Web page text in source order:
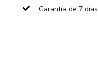
Garantía de 7 días